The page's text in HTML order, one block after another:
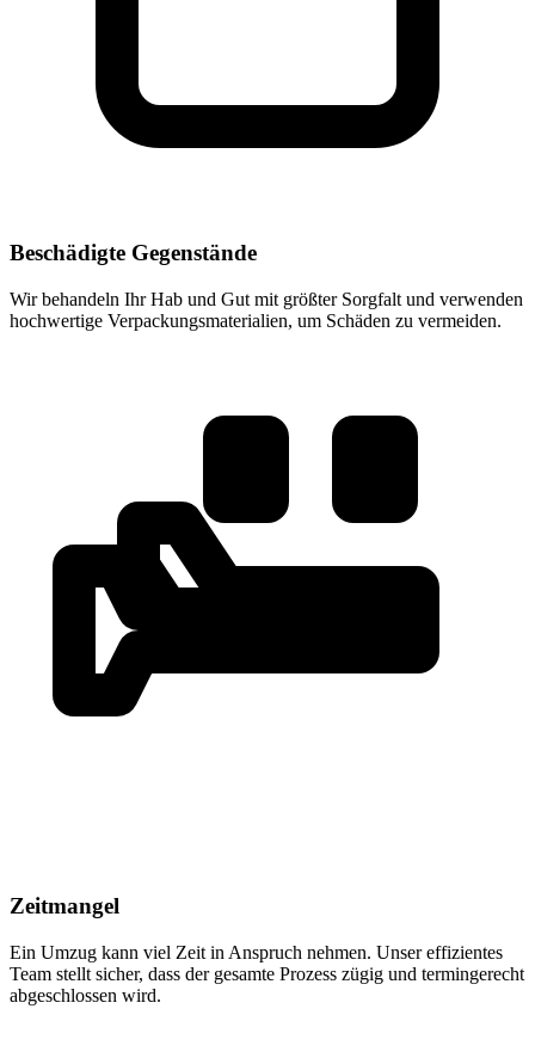
Beschädigte Gegenstände
Wir behandeln Ihr Hab und Gut mit größter Sorgfalt und verwenden
hochwertige Verpackungsmaterialien, um Schäden zu vermeiden.
Zeitmangel
Ein Umzug kann viel Zeit in Anspruch nehmen. Unser effizientes
Team stellt sicher, dass der gesamte Prozess zügig und termingerecht
abgeschlossen wird.